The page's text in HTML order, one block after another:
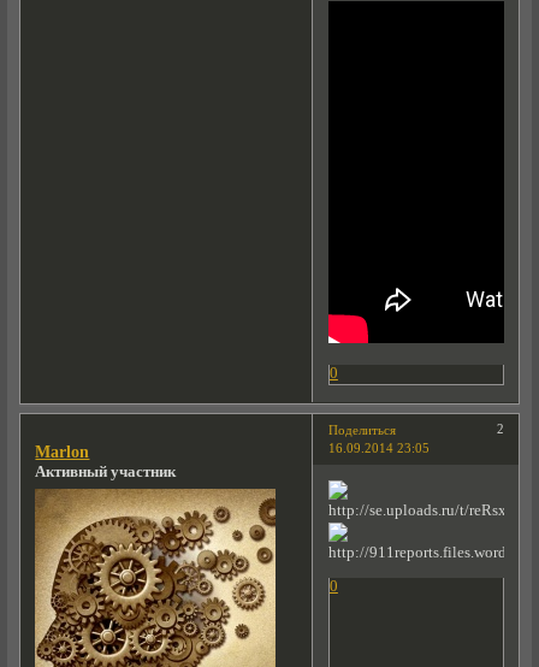
0
Поделиться
2
16.09.2014 23:05
Marlon
Активный участник
0